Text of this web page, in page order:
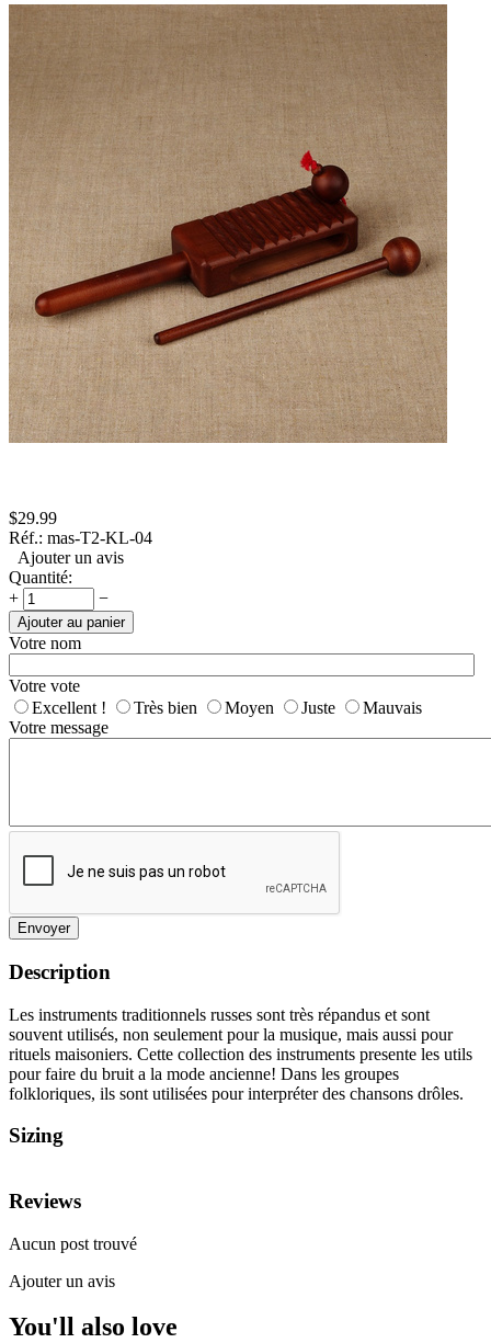
$29.99
Réf.: mas-T2-KL-04
Ajouter un avis
Quantité:
+
−
Ajouter au panier
Votre nom
Votre vote
Excellent !
Très bien Moyen Juste
Mauvais
Votre message
Envoyer
Description
Les instruments traditionnels russes sont très répandus et sont
souvent utilisés, non seulement pour la musique, mais aussi pour
rituels maisoniers. Cette collection des instruments presente les utils
pour faire du bruit a la mode ancienne! Dans les groupes
folkloriques, ils sont utilisées pour interpréter des chansons drôles.
Sizing
Reviews
Aucun post trouvé
Ajouter un avis
You'll also love